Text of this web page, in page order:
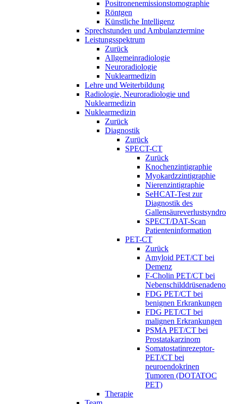
Positronenemissionstomographie
Röntgen
Künstliche Intelligenz
Sprechstunden und Ambulanztermine
Leistungsspektrum
Zurück
Allgemeinradiologie
Neuroradiologie
Nuklearmedizin
Lehre und Weiterbildung
Radiologie, Neuroradiologie und
Nuklearmedizin
Nuklearmedizin
Zurück
Diagnostik
Zurück
SPECT-CT
Zurück
Knochenzintigraphie
Myokardzzintigraphie
Nierenzintigraphie
SeHCAT-Test zur
Diagnostik des
SPECT/DAT-Scan
Patienteninformation
PET-CT
Zurück
Amyloid PET/CT bei
Demenz
F-Cholin PET/CT bei
FDG PET/CT bei
benignen Erkrankungen
FDG PET/CT bei
malignen Erkrankungen
PSMA PET/CT bei
Prostatakarzinom
Somatostatinrezeptor-
PET/CT bei
neuroendokrinen
Tumoren (DOTATOC
PET)
Therapie